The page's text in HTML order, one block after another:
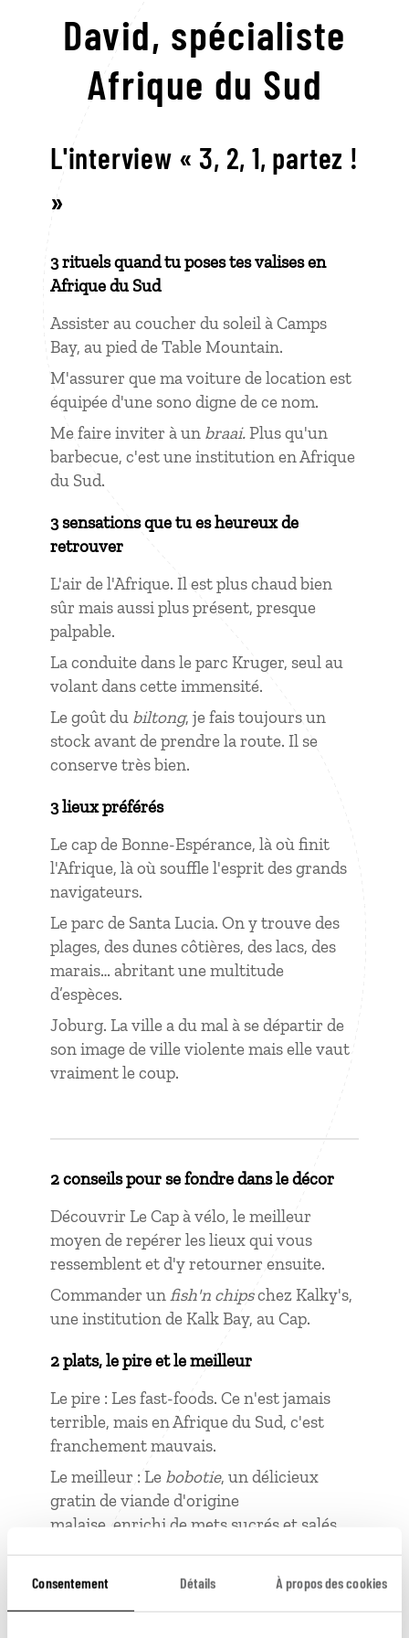
Consentement Détails À propos des cookies
David, spécialiste
Afrique du Sud
L'interview « 3, 2, 1, partez !
»
3 rituels quand tu poses tes valises en
Afrique du Sud
Assister au coucher du soleil à Camps
Bay, au pied de Table Mountain.
M'assurer que ma voiture de location est
équipée d'une sono digne de ce nom.
Me faire inviter à un braai.Plus qu'un
barbecue, c'est une institution en Afrique
du Sud.
3 sensations que tu es heureux de
retrouver
L'air de l'Afrique. Il est plus chaud bien
sûr mais aussi plus présent, presque
palpable.
La conduite dans le parc Kruger, seul au
volant dans cette immensité.
Le goût du biltong, je fais toujours un
stock avant de prendre la route. Il se
conserve très bien.
3 lieux préférés
Le cap de Bonne-Espérance, là où finit
l'Afrique, là où souffle l'esprit des grands
navigateurs.
Le parc de Santa Lucia. On y trouve des
plages, des dunes côtières, des lacs, des
marais… abritant une multitude
d’espèces.
Joburg. La ville a du mal à se départir de
son image de ville violente mais elle vaut
vraiment le coup.
2 conseils pour se fondre dans le décor
Découvrir Le Cap à vélo, le meilleur
moyen de repérer les lieux qui vous
ressemblent et d'y retourner ensuite.
Commander unfish'n chipschez Kalky's,
une institution de Kalk Bay, au Cap.
2 plats, le pire et le meilleur
Le pire : Les fast-foods. Ce n'est jamais
terrible, mais en Afrique du Sud, c'est
franchement mauvais.
Le meilleur : Le bobotie, un délicieux
gratin de viande d'origine
malaise, enrichi de mets sucrés et salés.